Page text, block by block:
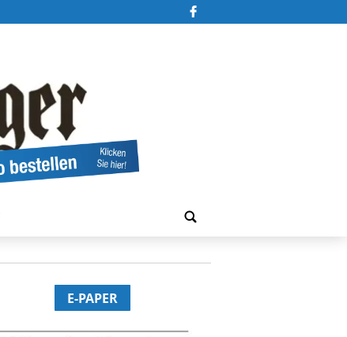
E-PAPER